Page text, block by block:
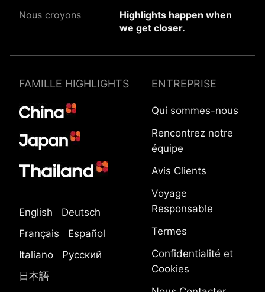
Nous croyons
Highlights happen when
we get closer.
FAMILLE HIGHLIGHTS
English
Deutsch
Français
Español
Italiano
Русский
日本語
ENTREPRISE
Qui sommes-nous
Rencontrez notre
équipe
Avis Clients
Voyage
Responsable
Termes
Confidentialité et
Cookies